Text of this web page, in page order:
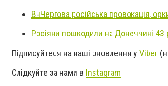
ВнЧергова російська провокація,
Росіяни пошкодили на Донеччині 43
Підписуйтеся на наші оновлення у Viber
Слідкуйте за нами в Instagram